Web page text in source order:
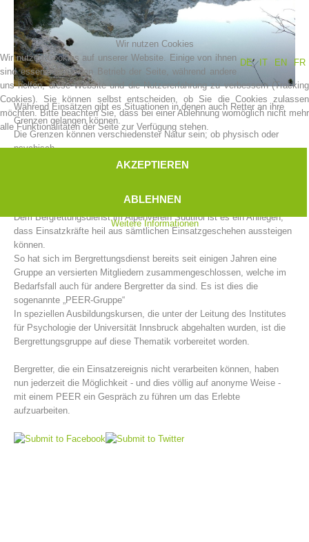
Vereinsgeschichte
Bergrettungsstellen
Während Einsätzen gibt es Situationen in denen auch Retter an ihre
Grenzen gelangen können.
Die Grenzen können verschiedenster Natur sein; ob physisch oder
psychisch.
Man kann von einem Bergretter nicht verlangen, dass er wie eine
Einsätze gehen Jedem Nahe! In welcher Form auch immer.
Dem Bergrettungsdienst im Alpenverein Südtirol ist es ein Anliegen,
dass Einsatzkräfte heil aus sämtlichen Einsatzgeschehen aussteigen
können.
So hat sich im Bergrettungsdienst bereits seit einigen Jahren eine
Gruppe an versierten Mitgliedern zusammengeschlossen, welche im
Bedarfsfall auch für andere Bergretter da sind. Es ist dies die
sogenannte „PEER-Gruppe“
In speziellen Ausbildungskursen, die unter der Leitung des Institutes
für Psychologie der Universität Innsbruck abgehalten wurden, ist die
Bergrettungsgruppe auf diese Thematik vorbereitet worden.
Bergretter, die ein Einsatzereignis nicht verarbeiten können, haben
nun jederzeit die Möglichkeit - und dies völlig auf anonyme Weise -
mit einem PEER ein Gespräch zu führen um das Erlebte
aufzuarbeiten.
Wir nutzen Cookies
DE
IT EN FR
Wir nutzen Cookies auf unserer Website. Einige von ihnen
sind essenziell für den Betrieb der Seite, während andere
uns helfen, diese Website und die Nutzererfahrung zu verbessern (Tracking
Cookies). Sie können selbst entscheiden, ob Sie die Cookies zulassen
möchten. Bitte beachten Sie, dass bei einer Ablehnung womöglich nicht mehr
alle Funktionalitäten der Seite zur Verfügung stehen.
AKZEPTIEREN
ABLEHNEN
Weitere Informationen